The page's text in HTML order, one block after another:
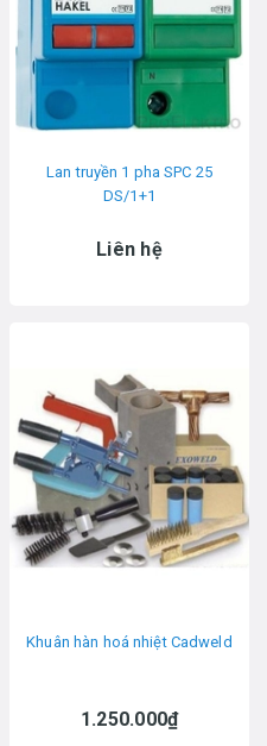
Lan truyền 1 pha SPC 25
DS/1+1
Liên hệ
Khuân hàn hoá nhiệt Cadweld
1.250.000₫